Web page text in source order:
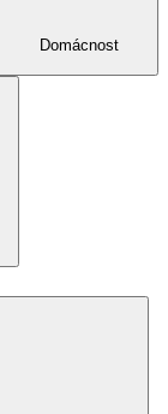
Domácnost